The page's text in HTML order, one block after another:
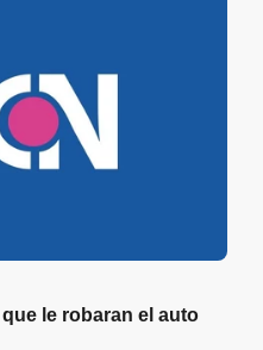
le robaran el auto